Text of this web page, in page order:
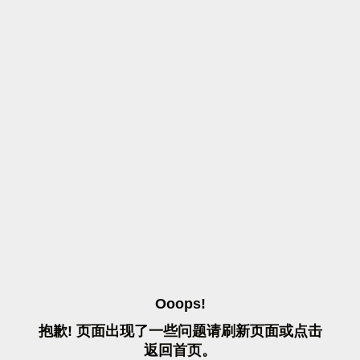
OOOPS!
抱歉! 页面出现了一些问题请刷 新页面或点击
返 回首页。